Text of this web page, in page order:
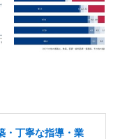
・丁寧な指導・業